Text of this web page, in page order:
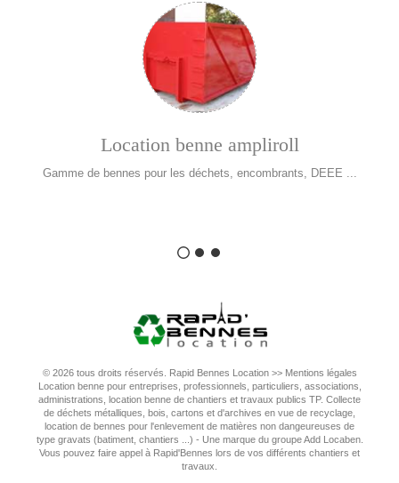
Location benne ampliroll
Gamme de bennes pour les déchets, encombrants, DEEE ...
© 2026 tous droits réservés. Rapid Bennes Location >> Mentions légales
Location benne pour entreprises, professionnels, particuliers, associations,
administrations, location benne de chantiers et travaux publics TP. Collecte
de déchets métalliques, bois, cartons et d'archives en vue de recyclage,
location de bennes pour l'enlevement de matières non dangeureuses de
type gravats (batiment, chantiers ...) - Une marque du groupe Add Locaben.
Vous pouvez faire appel à Rapid'Bennes lors de vos différents chantiers et
travaux.